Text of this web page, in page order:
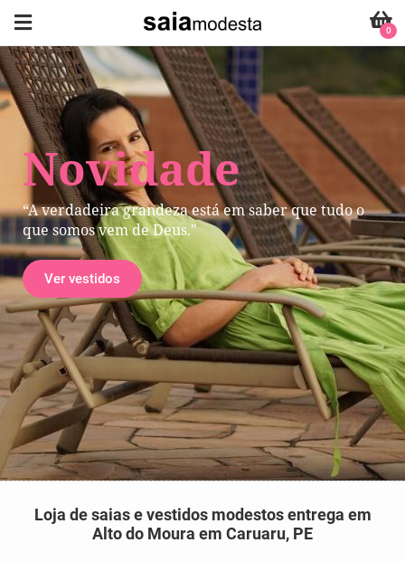
Novidade
“A verdadeira grandeza está em saber que tudo o
que somos vem de Deus."
Ver vestidos
0
Loja de saias e vestidos modestos entrega em
Alto do Moura em Caruaru, PE